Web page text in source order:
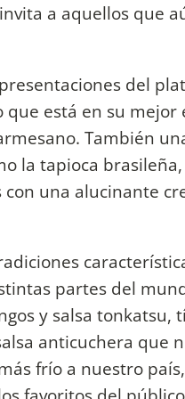
a aquellos que
del
está en su
También
la tapioca
una alucinante
partes del
y salsa tonkatsu,
anticuchera que
frío a nuestro